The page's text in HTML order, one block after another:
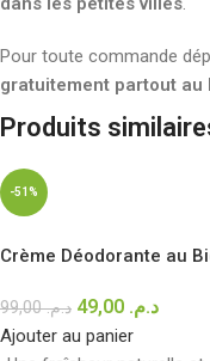
Pour toute commande
gratuitement partout au
Produits
-51%
Crème Déodorante au
د.م.99,00 د.م.
Ajouter au panier